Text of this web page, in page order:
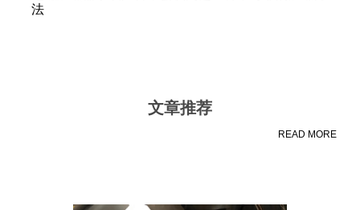
法
文章推荐
READ MORE